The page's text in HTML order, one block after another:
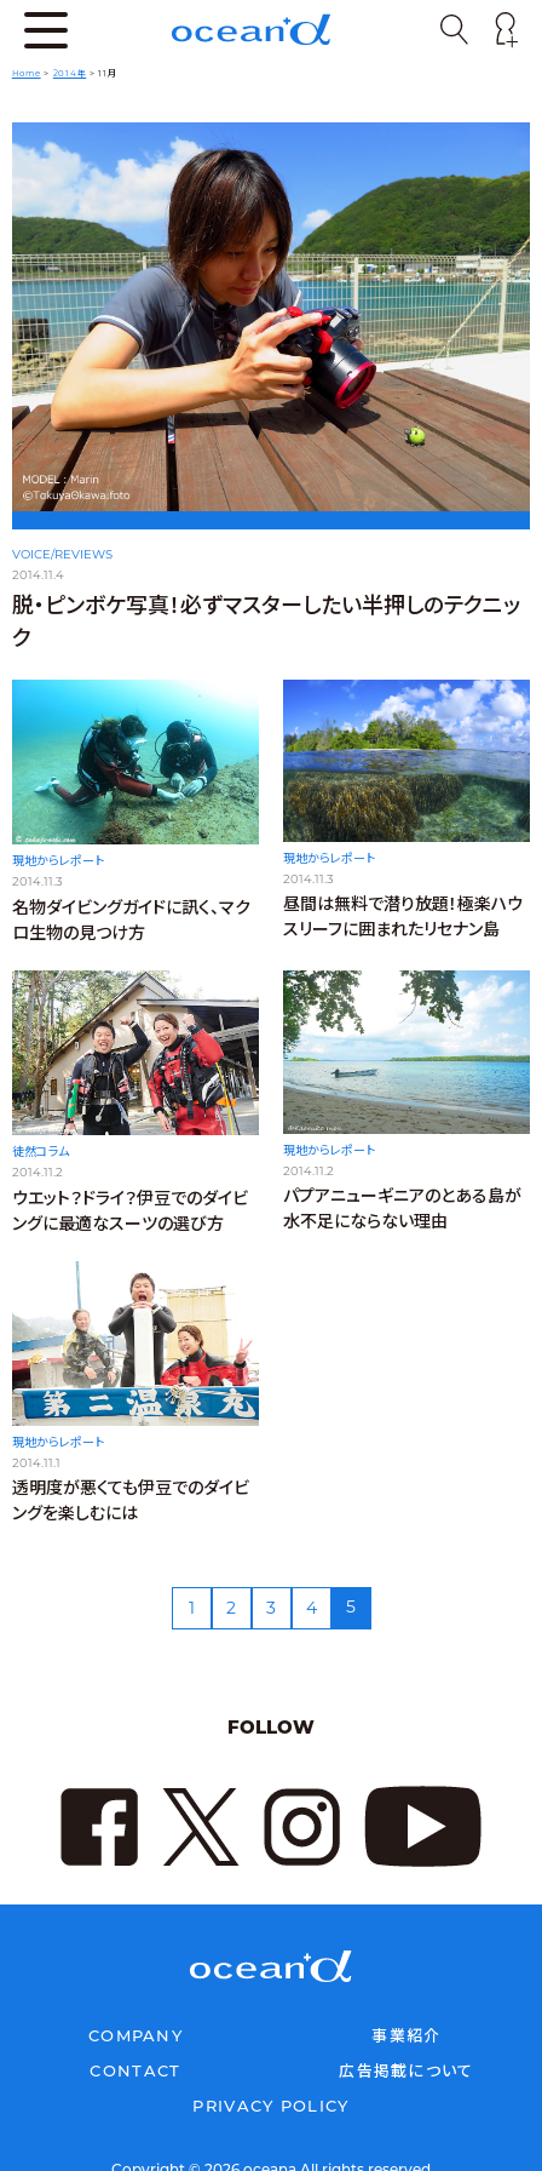
Home > 2014年 > 11月
VOICE/REVIEWS
2014.11.4
脱・ピンボケ写真！必ずマスターしたい半押しのテクニッ
ク
現地からレポート
2014.11.3
名物ダイビングガイドに訊く、マク
ロ生物の見つけ方
現地からレポート
2014.11.3
昼間は無料で潜り放題！極楽ハウ
スリーフに囲まれたリセナン島
徒然コラム
2014.11.2
ウエット？ドライ？伊豆でのダイビ
ングに最適なスーツの選び方
現地からレポート
2014.11.2
パプアニューギニアのとある島が
水不足にならない理由
現地からレポート
2014.11.1
透明度が悪くても伊豆でのダイビ
ングを楽しむには
1 2 3 4 5
FOLLOW
COMPANY
事業紹介
CONTACT
広告掲載について
PRIVACY POLICY